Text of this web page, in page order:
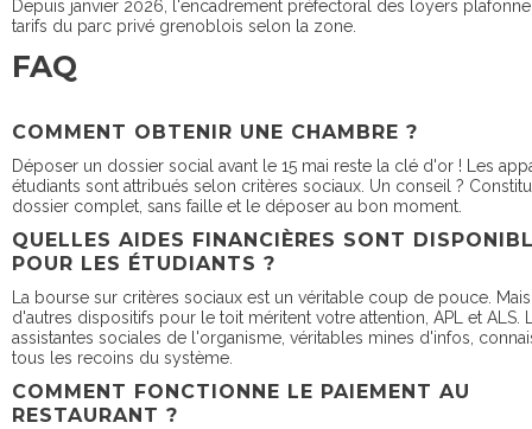
Depuis janvier 2026, l'encadrement préfectoral des loyers
tarifs du parc privé grenoblois selon la zone.
FAQ
COMMENT OBTENIR UNE CHAMBRE ?
Déposer un dossier social avant le 15 mai reste la clé d'or ! Les
étudiants sont attribués selon critères sociaux. Un conseil ?
dossier complet, sans faille et le déposer au bon moment.
QUELLES AIDES FINANCIÈRES SONT
POUR LES ÉTUDIANTS ?
La bourse sur critères sociaux est un véritable coup de pouce.
d'autres dispositifs pour le toit méritent votre attention, APL et ALS.
assistantes sociales de l'organisme, véritables mines d'infos,
tous les recoins du système.
COMMENT FONCTIONNE LE PAIEMENT AU
RESTAURANT ?